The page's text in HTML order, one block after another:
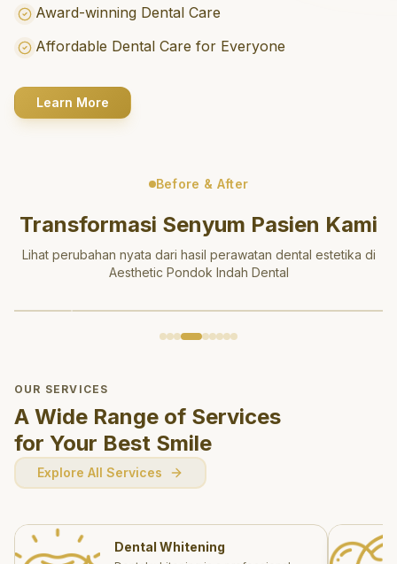
Award-winning Dental Care
Affordable Dental Care for Everyone
Learn More
Before & After
Transformasi Senyum Pasien Kami
Lihat perubahan nyata dari hasil perawatan dental estetika di
Aesthetic Pondok Indah Dental
OUR SERVICES
A Wide Range of Services
for Your Best Smile
Explore All Services
Dental Whitening